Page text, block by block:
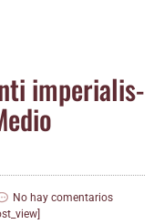
impe­ria­lis­
No hay comentarios